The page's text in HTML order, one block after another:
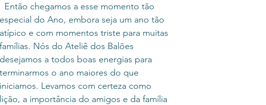
especial do Ano, embora seja um ano tão
atípico e com momentos triste para muitas
famílias. Nós do Ateliê dos Balões
desejamos a todos boas energias para
terminarmos o ano maiores do que
iniciamos. Levamos com certeza como
lição, a importância do amigos e da família